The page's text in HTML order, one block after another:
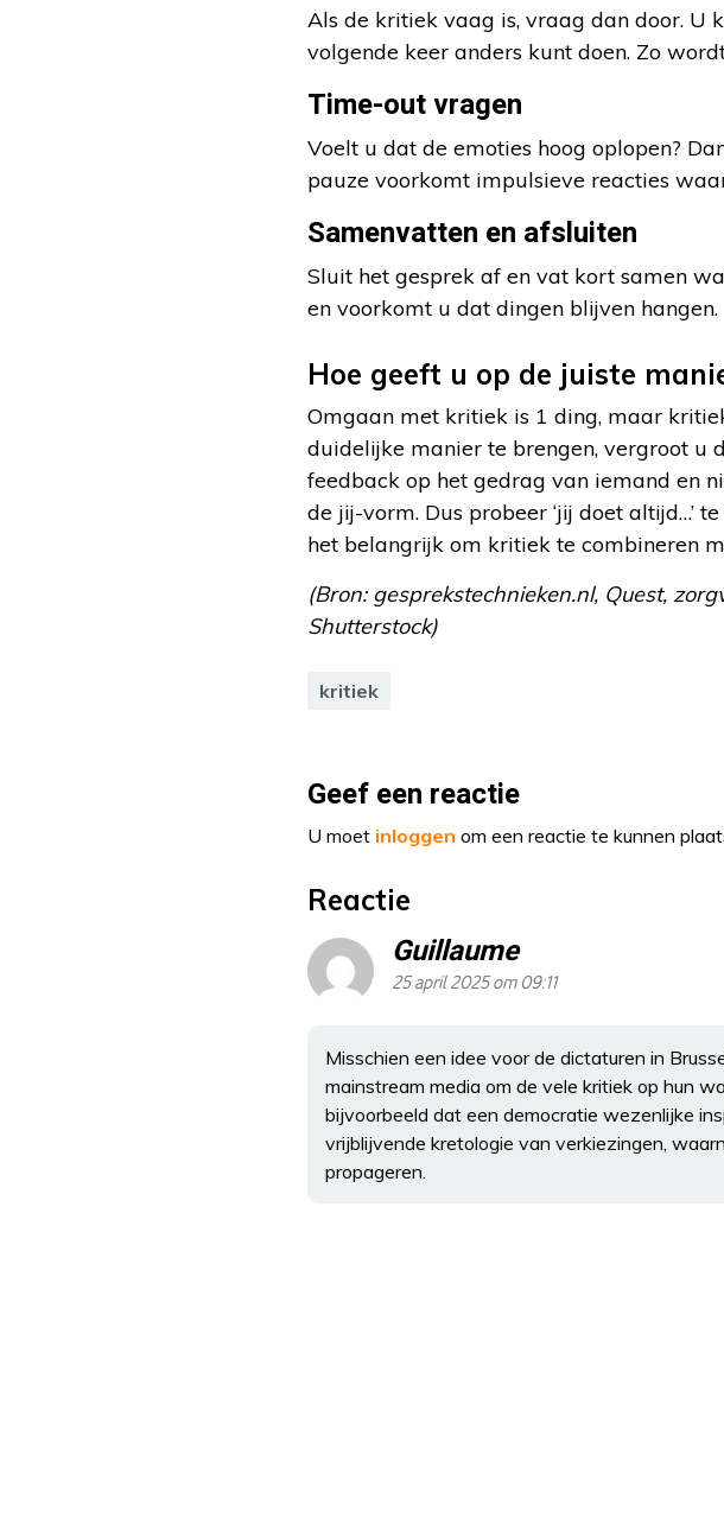
Als de kritiek vaag is, vraag dan door. U
volgende keer anders kunt doen. Zo
Time-out vragen
Voelt u dat de emoties hoog oplopen?
pauze voorkomt impulsieve reacties
Samenvatten en afsluiten
Sluit het gesprek af en vat kort samen
en voorkomt u dat dingen blijven hangen.
Hoe geeft u op de juiste
Omgaan met kritiek is 1 ding, maar
duidelijke manier te brengen, vergroot u
feedback op het gedrag van iemand en
de jij-vorm. Dus probeer ‘jij doet altijd…’
het belangrijk om kritiek te combineren
(Bron: gesprekstechnieken.nl, Quest,
Shutterstock)
kritiek
Geef een reactie
U moet inloggen om een reactie te kunnen
Reactie
Guillaume
25 april 2025 om 09:11
Misschien een idee voor de dictaturen in
mainstream media om de vele kritiek op hun
bijvoorbeeld dat een democratie wezenlijke
vrijblijvende kretologie van verkiezingen,
propageren.